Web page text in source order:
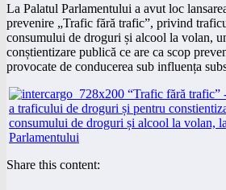
La Palatul Parlamentului a avut loc
prevenire „Trafic fără trafic”, privind
consumului de droguri și alcool la volan,
conștientizare publică ce are ca scop
provocate de conducerea sub influența
Share this content: